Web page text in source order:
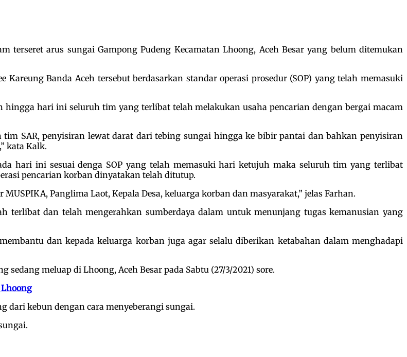
terseret arus sungai Gampong Pudeng Kecamatan Lhoong, Aceh Besar yang belum ditemukan
Banda Aceh tersebut berdasarkan standar operasi prosedur (SOP) yang telah memasuki
hingga hari ini seluruh tim yang terlibat telah melakukan usaha pencarian dengan bergai macam
SAR, penyisiran lewat darat dari tebing sungai hingga ke bibir pantai dan bahkan penyisiran
kata Kalk.
hari ini sesuai denga SOP yang telah memasuki hari ketujuh maka seluruh tim yang terlibat
pencarian korban dinyatakan telah ditutup.
Panglima Laot, Kepala Desa, keluarga korban dan masyarakat,” jelas Farhan.
terlibat dan telah mengerahkan sumberdaya dalam untuk menunjang tugas kemanusian yang
dan kepada keluarga korban juga agar selalu diberikan ketabahan dalam menghadapi
meluap di Lhoong, Aceh Besar pada Sabtu (27/3/2021) sore.
Lhoong
dari kebun dengan cara menyeberangi sungai.